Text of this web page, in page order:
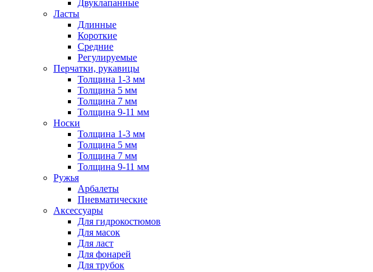
Двуклапанные
Ласты
Длинные
Короткие
Средние
Регулируемые
Перчатки, рукавицы
Толщина 1-3 мм
Толщина 5 мм
Толщина 7 мм
Толщина 9-11 мм
Носки
Толщина 1-3 мм
Толщина 5 мм
Толщина 7 мм
Толщина 9-11 мм
Ружья
Арбалеты
Пневматические
Аксессуары
Для гидрокостюмов
Для масок
Для ласт
Для фонарей
Для трубок